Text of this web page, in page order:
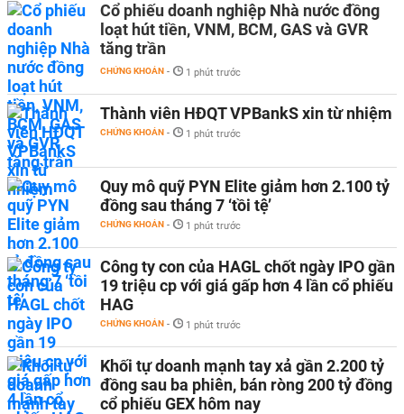
Cổ phiếu doanh nghiệp Nhà nước đồng
loạt hút tiền, VNM, BCM, GAS và GVR
tăng trần
CHỨNG KHOÁN - 1 phút trước
Thành viên HĐQT VPBankS xin từ nhiệm
CHỨNG KHOÁN - 1 phút trước
Quy mô quỹ PYN Elite giảm hơn 2.100 tỷ
đồng sau tháng 7 ‘tồi tệ’
CHỨNG KHOÁN - 1 phút trước
Công ty con của HAGL chốt ngày IPO gần
19 triệu cp với giá gấp hơn 4 lần cổ phiếu
HAG
CHỨNG KHOÁN - 1 phút trước
Khối tự doanh mạnh tay xả gần 2.200 tỷ
đồng sau ba phiên, bán ròng 200 tỷ đồng
cổ phiếu GEX hôm nay